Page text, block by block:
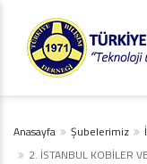
Anasayfa Şubelerimiz
2. İSTANBUL KOBİLER